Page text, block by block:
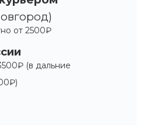
от 2500₽
(в дальние